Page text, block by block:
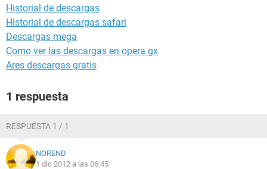
Historial de descargas
Historial de descargas safari
Descargas mega
Como ver las descargas en opera gx
Ares descargas gratis
1 respuesta
RESPUESTA 1 / 1
NOREND
1 dic 2012 a las 06:45